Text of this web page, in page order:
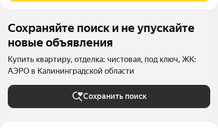
Сохраняйте поиск и не упускайте
новые объявления
Купить квартиру, отделка: чистовая, под ключ, ЖК:
АЭРО в Калининградской области
Сохранить поиск